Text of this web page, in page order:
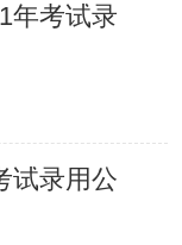
年考试录
试录用公